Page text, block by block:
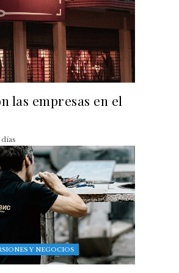
las empresas en el
días
Y NEGOCIOS